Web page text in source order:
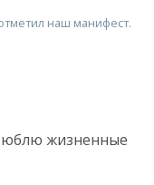
наш манифест.
жизненные